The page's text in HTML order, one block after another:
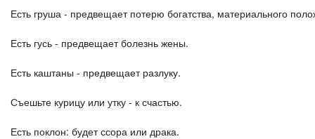
Есть груша - предвещает потерю богатства, материального
Есть гусь - предвещает болезнь жены.
Есть каштаны - предвещает разлуку.
Съешьте курицу или утку - к счастью.
Есть поклон: будет ссора или драка.